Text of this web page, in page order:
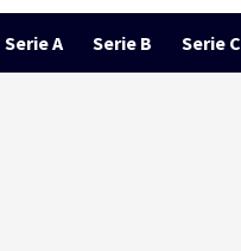
Serie A Serie B Serie C